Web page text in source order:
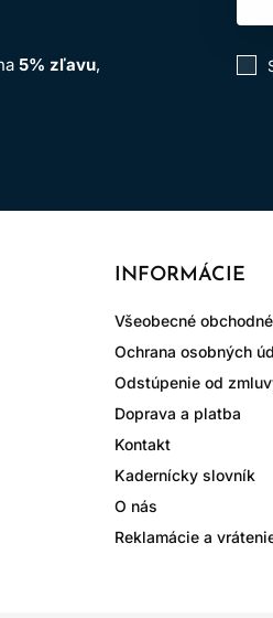
5% zľavu,
INFORMÁCIE
Všeobecné
Ochrana osobných
Odstúpenie od
Doprava a platba
Kontakt
Kadernícky slovník
O nás
Reklamácie a